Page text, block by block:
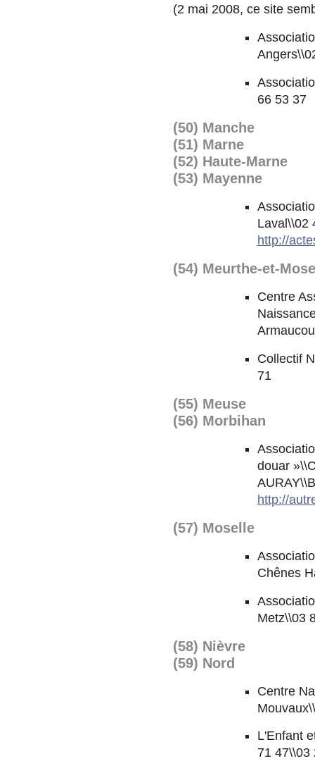
(2 mai 2008, ce site
66 53 37
(50) Manche
(51) Marne
(52) Haute-Marne
(53) Mayenne
Laval\\02
http://
(54) Meurthe-et-
Centre
Collectif
71
(55) Meuse
(56) Morbihan
douar
http://
(57) Moselle
Chênes
Metz\\03
(58) Nièvre
(59) Nord
Centre
Mouvaux\\
L'Enfant
71